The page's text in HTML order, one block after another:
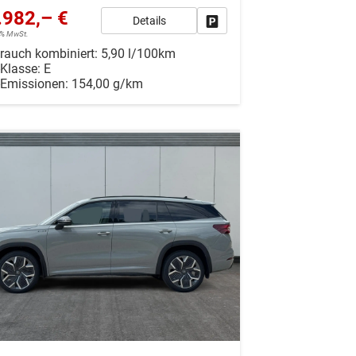
vergleichen €
MwSt.
Details
kombiniert: 5,90 l/100km
E
154,00 g/km